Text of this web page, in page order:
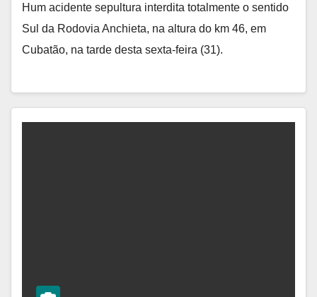
Hum acidente sepultura interdita totalmente o sentido
Sul da Rodovia Anchieta, na altura do km 46, em
Cubatão, na tarde desta sexta-feira (31).